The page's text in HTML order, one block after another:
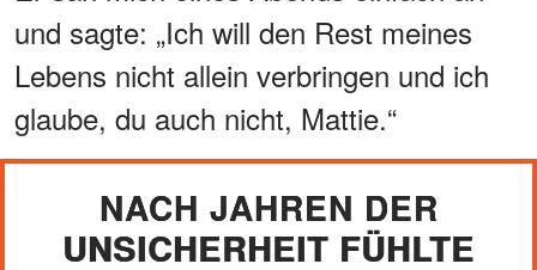
und sagte: „Ich will den Rest meines
Lebens nicht allein verbringen und ich
glaube, du auch nicht, Mattie.“
NACH JAHREN DER
UNSICHERHEIT FÜHLTE